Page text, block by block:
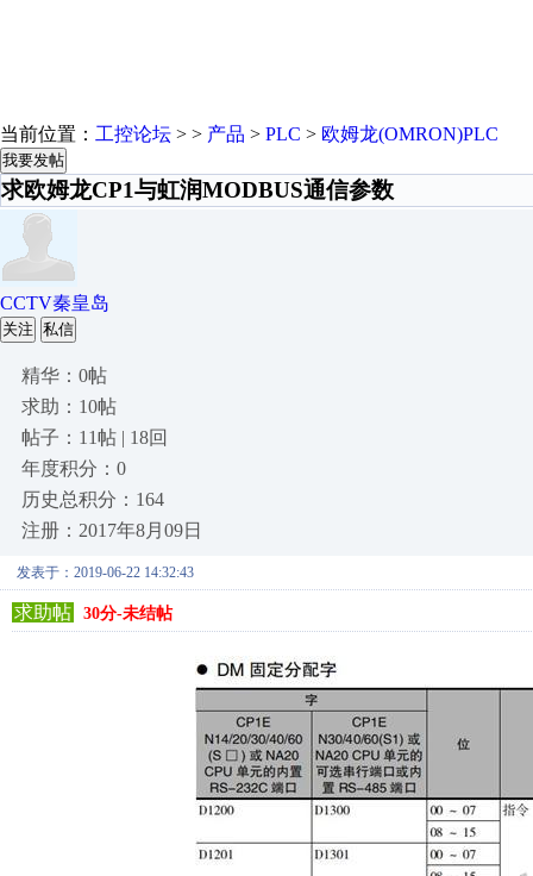
当前位置： 工控论坛 > > 产品 > PLC > 欧姆龙(OMRON)PLC
我要发帖
求欧姆龙CP1与虹润MODBUS通信参数
CCTV秦皇岛
关注 私信
精华：0帖
求助：10帖
帖子：11帖 | 18回
年度积分：0
历史总积分：164
注册：2017年8月09日
发表于：2019-06-22 14:32:43
求助帖 30分-未结帖